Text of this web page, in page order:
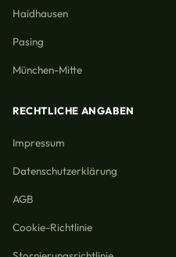
Haidhausen
Pasing
München-Mitte
RECHTLICHE ANGABEN
Impressum
Datenschutzerklärung
AGB
Cookie-Richtlinie